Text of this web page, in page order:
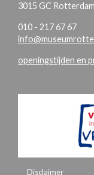
3015 GC Rotterdam
010 - 217 67 67
openingstijden en
Disclaimer